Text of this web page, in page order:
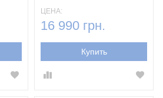
ЦЕНА:
16 990 грн.
Купить